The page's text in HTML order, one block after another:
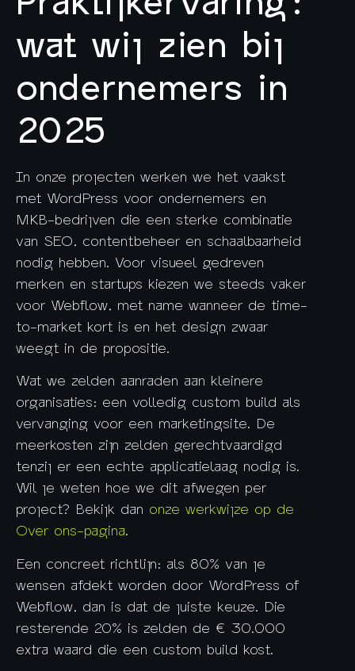
wat wij zien bij
ondernemers in
2025
In onze projecten werken we het vaakst
met WordPress voor ondernemers en
MKB-bedrijven die een sterke combinatie
van SEO, contentbeheer en schaalbaarheid
nodig hebben. Voor visueel gedreven
merken en startups kiezen we steeds vaker
voor Webflow, met name wanneer de time-
to-market kort is en het design zwaar
weegt in de propositie.
Wat we zelden aanraden aan kleinere
organisaties: een volledig custom build als
vervanging voor een marketingsite. De
meerkosten zijn zelden gerechtvaardigd
tenzij er een echte applicatielaag nodig is.
Wil je weten hoe we dit afwegen per
project? Bekijk dan onze werkwijze op de
Over ons-pagina.
Een concreet richtlijn: als 80% van je
wensen afdekt worden door WordPress of
Webflow, dan is dat de juiste keuze. Die
resterende 20% is zelden de € 30.000
extra waard die een custom build kost.